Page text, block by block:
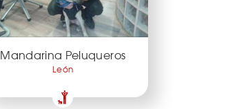
Mandarina Peluqueros
León